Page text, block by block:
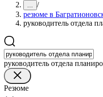
... /
резюме в
руководитель отдела
руководитель отдела
Резюме